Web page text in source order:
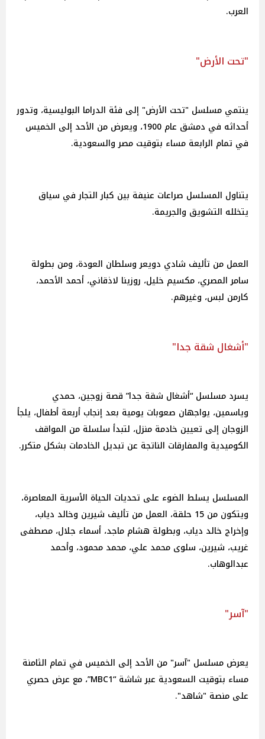
العرب.
"تحت الأرض"
ينتمي مسلسل "تحت الأرض" إلى فئة الدراما البوليسية، وتدور
أحداثه في دمشق عام 1900، ويعرض من الأحد إلى الخميس
في تمام الرابعة مساء بتوقيت مصر والسعودية.
يتناول المسلسل صراعات عنيفة بين كبار التجار في سياق
يتخلله التشويق والجريمة.
العمل من تأليف شادي دويعر وسلطان العودة، ومن بطولة
سامر المصري، مكسيم خليل، روزينا لاذقاني، أحمد الأحمد،
كارمن لبس، وغيرهم.
"أشغال شقة جدا"
يسرد مسلسل “أشغال شقة جدا” قصة زوجين، حمدي
وياسمين، يواجهان صعوبات يومية بعد إنجاب أربعة أطفال، يلجأ
الزوجان إلى تعيين خادمة منزل، لتبدأ سلسلة من المواقف
الكوميدية والمفارقات الناتجة عن تبديل الخادمات بشكل متكرر.
المسلسل يسلط الضوء على تحديات الحياة الأسرية المعاصرة،
ويتكون من 15 حلقة، العمل من تأليف شيرين وخالد دياب،
وإخراج خالد دياب، وبطولة هشام ماجد، أسماء جلال، مصطفى
غريب، شيرين، سلوى محمد علي، محمد محمود، وأحمد
عبدالوهاب.
"آسر"
يعرض مسلسل "آسر" من الأحد إلى الخميس في تمام الثامنة
مساء بتوقيت السعودية عبر شاشة “MBC1”، مع عرض حصري
على منصة "شاهد".